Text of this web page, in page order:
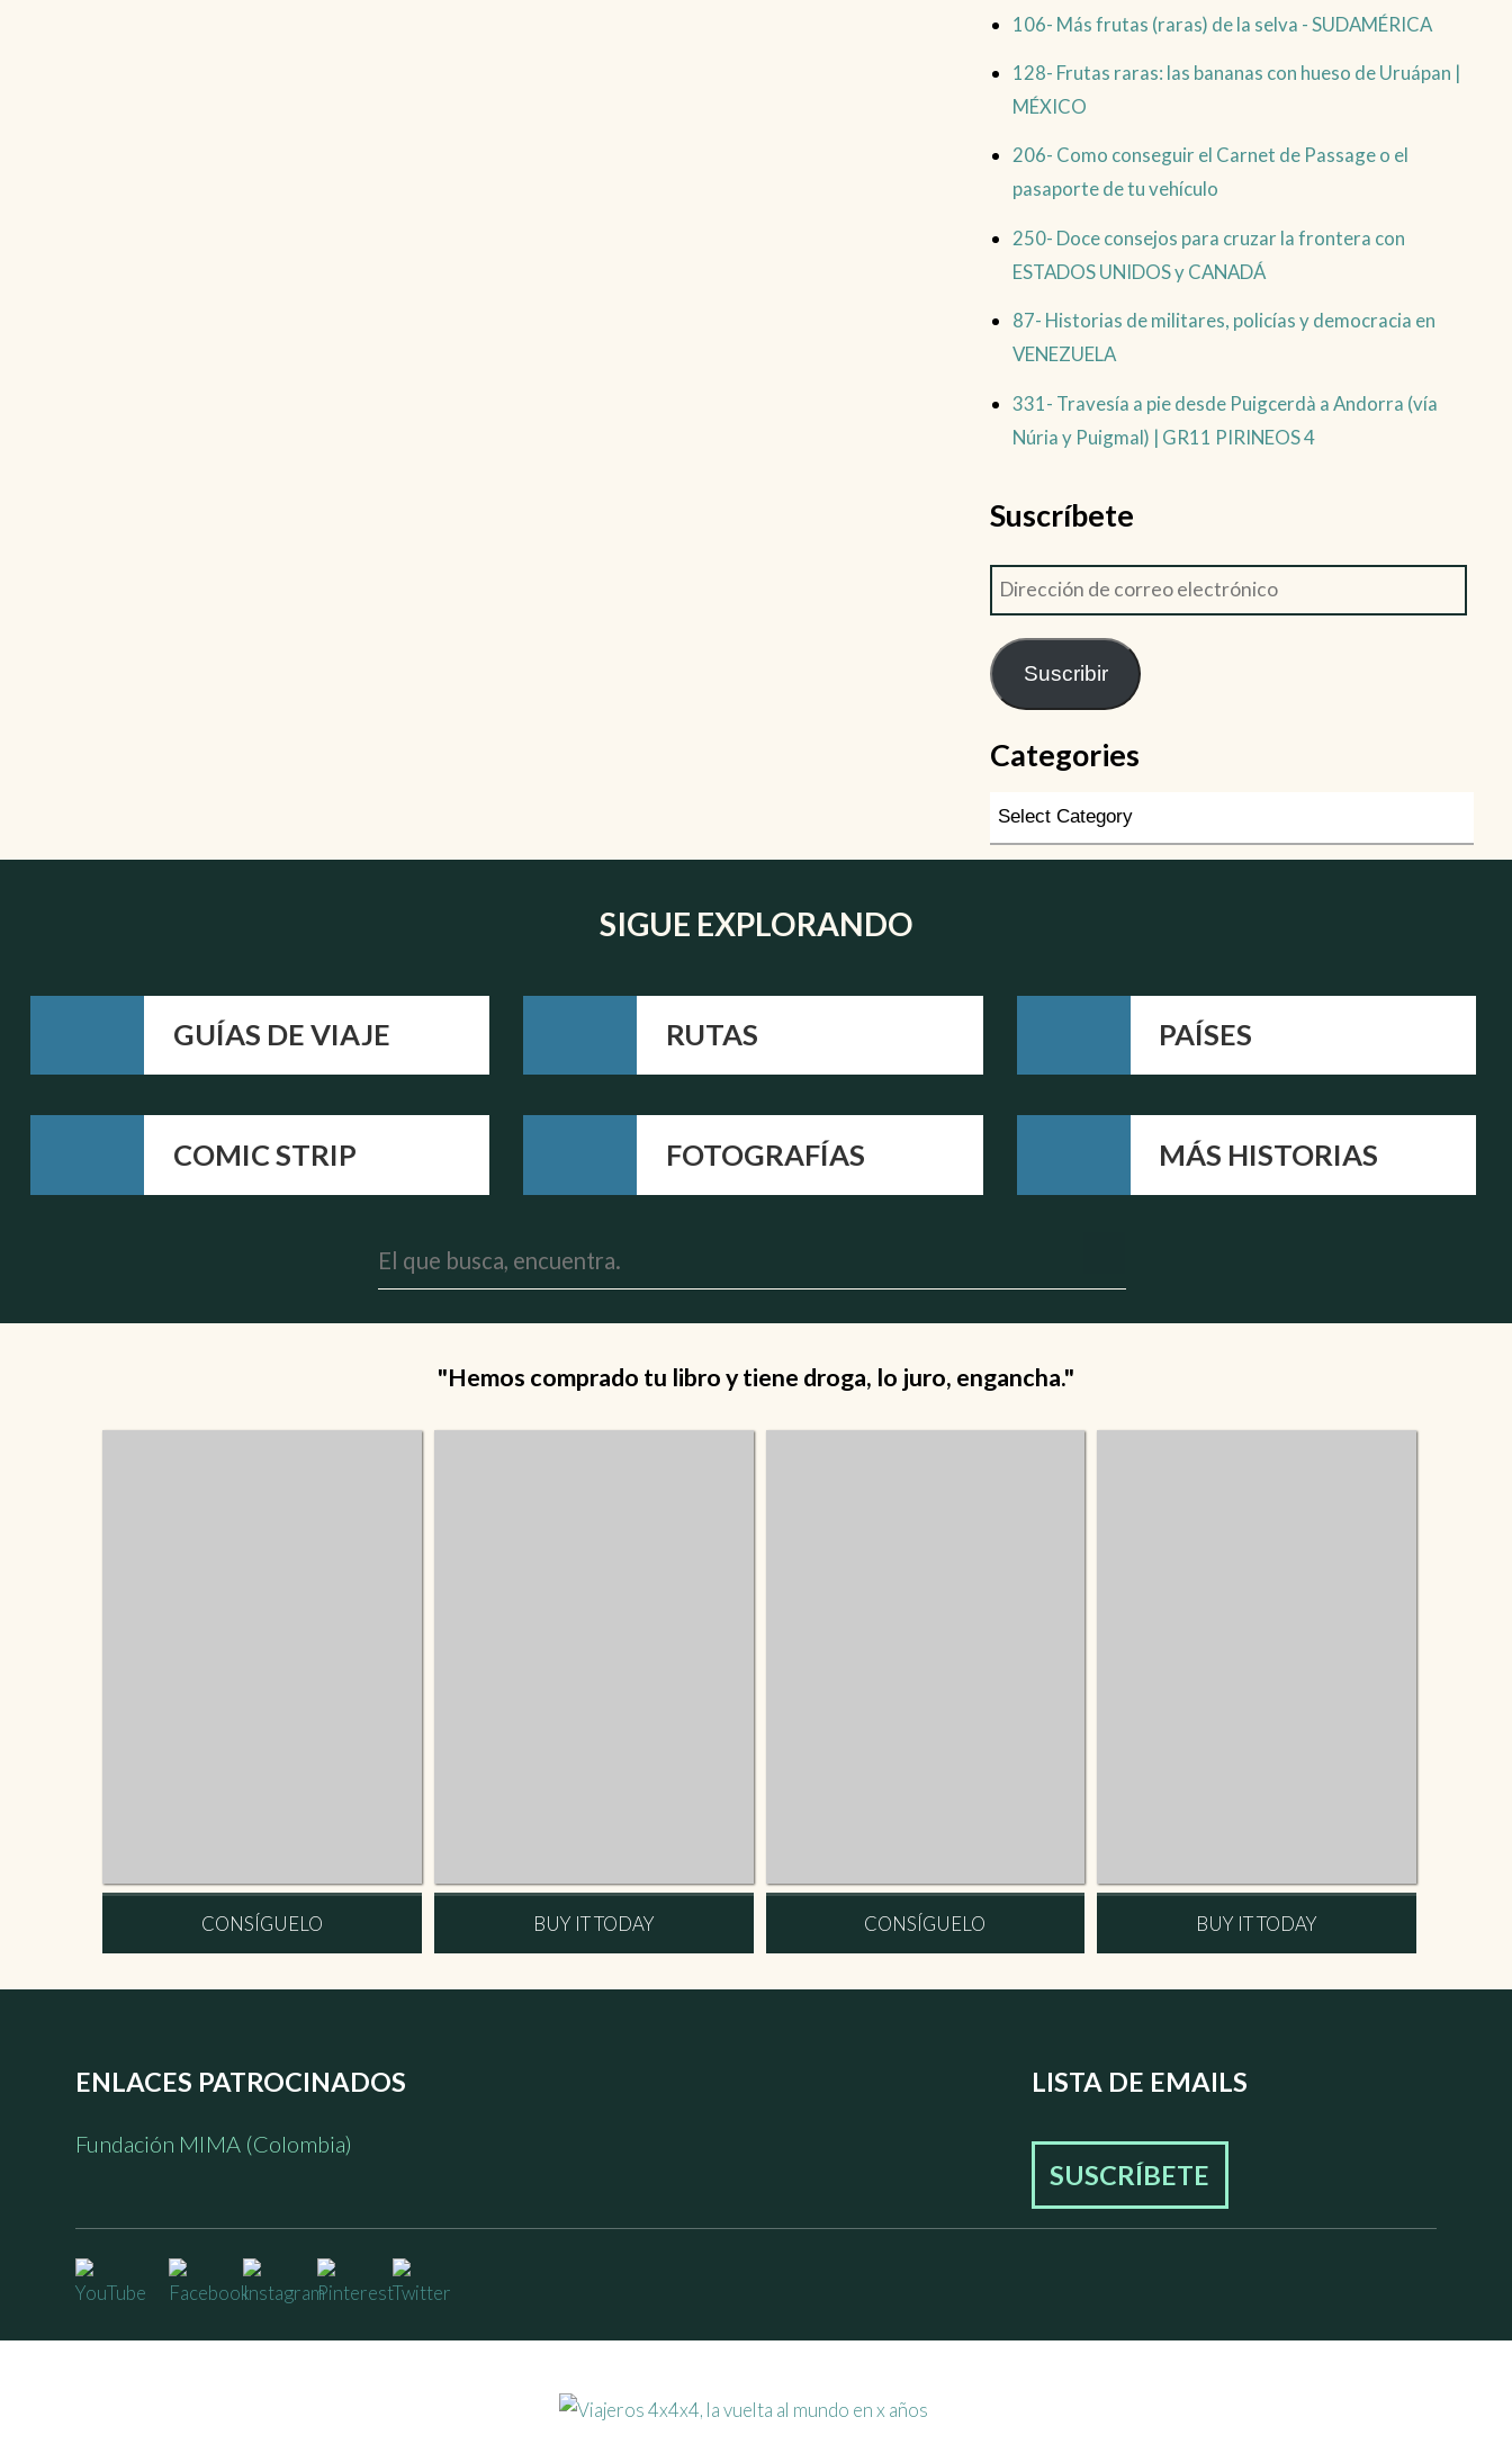
106- Más frutas (raras) de la selva - SUDAMÉRICA
128- Frutas raras: las bananas con hueso de Uruápan |
MÉXICO
206- Como conseguir el Carnet de Passage o el
pasaporte de tu vehículo
250- Doce consejos para cruzar la frontera con
ESTADOS UNIDOS y CANADÁ
87- Historias de militares, policías y democracia en
VENEZUELA
331- Travesía a pie desde Puigcerdà a Andorra (vía
Núria y Puigmal) | GR11 PIRINEOS 4
Suscríbete
Suscribir
Categories
SIGUE EXPLORANDO
GUÍAS DE VIAJE RUTAS PAÍSES
COMIC STRIP FOTOGRAFÍAS MÁS HISTORIAS
"Hemos comprado tu libro y tiene droga, lo juro, engancha."
CONSÍGUELO BUY IT TODAY CONSÍGUELO BUY IT TODAY
ENLACES PATROCINADOS
Fundación MIMA (Colombia)
LISTA DE EMAILS
SUSCRÍBETE